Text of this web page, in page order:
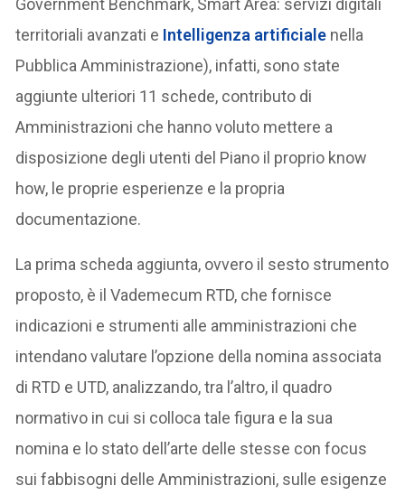
territoriali avanzati e Intelligenza artificiale nella
Pubblica Amministrazione), infatti, sono state
aggiunte ulteriori 11 schede, contributo di
Amministrazioni che hanno voluto mettere a
disposizione degli utenti del Piano il proprio know
how, le proprie esperienze e la propria
documentazione.
La prima scheda aggiunta, ovvero il sesto strumento
proposto, è il Vademecum RTD, che fornisce
indicazioni e strumenti alle amministrazioni che
intendano valutare l’opzione della nomina associata
di RTD e UTD, analizzando, tra l’altro, il quadro
normativo in cui si colloca tale figura e la sua
nomina e lo stato dell’arte delle stesse con focus
sui fabbisogni delle Amministrazioni, sulle esigenze